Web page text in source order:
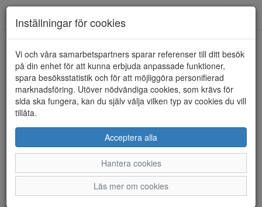
HEM DUFFY
Inställningar för cookies
Vi och våra samarbetspartners sparar referenser till ditt besök
på din enhet för att kunna erbjuda anpassade funktioner,
spara besöksstatistik och för att möjliggöra personifierad
marknadsföring. Utöver nödvändiga cookies, som krävs för
sida ska fungera, kan du själv välja vilken typ av cookies du vill
tillåta.
Acceptera alla
Hantera cookies
Läs mer om cookies